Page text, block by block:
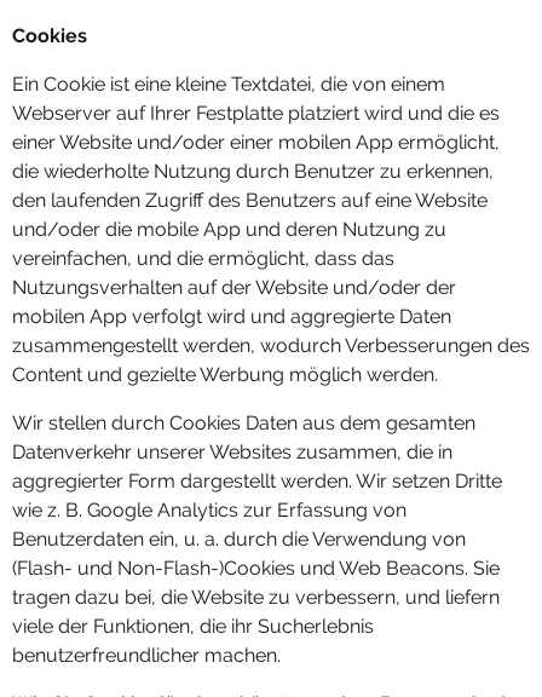
Cookies
Ein Cookie ist eine kleine Textdatei, die von einem
Webserver auf Ihrer Festplatte platziert wird und die es
einer Website und/oder einer mobilen App ermöglicht,
die wiederholte Nutzung durch Benutzer zu erkennen,
den laufenden Zugriff des Benutzers auf eine Website
und/oder die mobile App und deren Nutzung zu
vereinfachen, und die ermöglicht, dass das
Nutzungsverhalten auf der Website und/oder der
mobilen App verfolgt wird und aggregierte Daten
zusammengestellt werden, wodurch Verbesserungen des
Content und gezielte Werbung möglich werden.
Wir stellen durch Cookies Daten aus dem gesamten
Datenverkehr unserer Websites zusammen, die in
aggregierter Form dargestellt werden. Wir setzen Dritte
wie z. B. Google Analytics zur Erfassung von
Benutzerdaten ein, u. a. durch die Verwendung von
(Flash- und Non-Flash-)Cookies und Web Beacons. Sie
tragen dazu bei, die Website zu verbessern, und liefern
viele der Funktionen, die ihr Sucherlebnis
benutzerfreundlicher machen.